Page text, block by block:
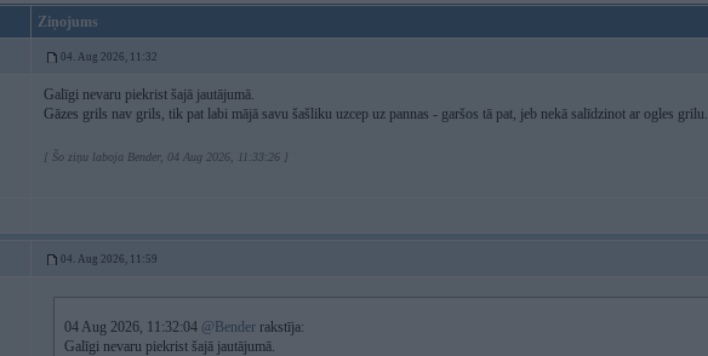
Ziņojums
04. Aug 2026, 11:32
Galīgi nevaru piekrist šajā jautājumā.
Gāzes grils nav grils, tik pat labi mājā savu šašliku uzcep uz pannas - garšos tā pat, jeb nekā salīdzinot ar ogles grilu.
[ Šo ziņu laboja Bender, 04 Aug 2026, 11:33:26 ]
04. Aug 2026, 11:59
04 Aug 2026, 11:32:04 @Bender rakstīja:
Galīgi nevaru piekrist šajā jautājumā.